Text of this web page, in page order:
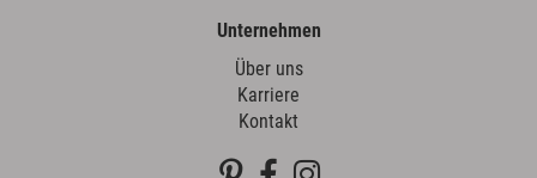
Unternehmen
Über uns
Karriere
Kontakt